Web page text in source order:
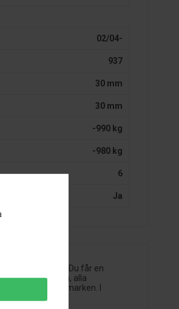
02/04-
937
30 mm
30 mm
-990 kg
-980 kg
6
Ja
ett säkert val. Du får en
som det ska va, alla
ner bilen mot marken. I